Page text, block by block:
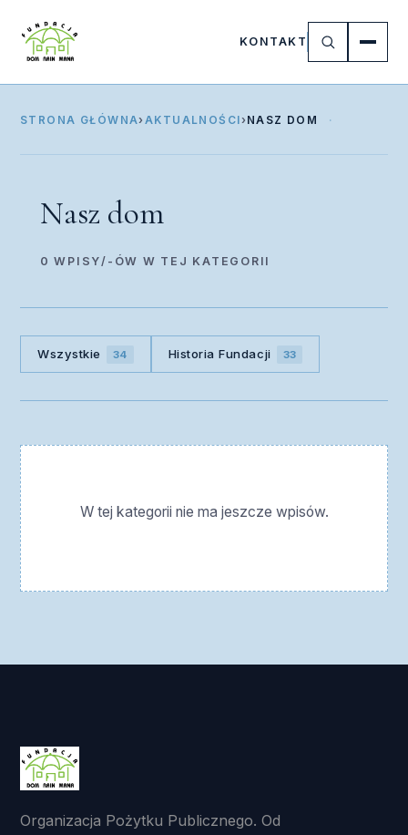
KONTAKT
STRONA GŁÓWNA› AKTUALNOŚCI › NASZ DOM
Nasz dom
0 WPISY/-ÓW W TEJ KATEGORII
Wszystkie 34 Historia Fundacji 33
W tej kategorii nie ma jeszcze wpisów.
Organizacja Pożytku Publicznego. Od